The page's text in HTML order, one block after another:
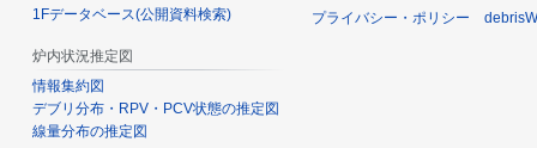
ョ
1Fデータベース(公開資料検索)
炉内状況推定図
情報集約図
デブリ分布・RPV・PCV状態の推定図
線量分布の推定図
プライバシー・ポリシー